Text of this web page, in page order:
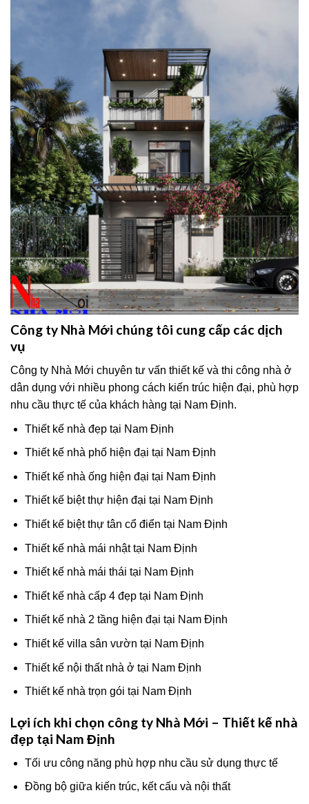
Công ty Nhà Mới chúng tôi cung cấp các dịch
vụ
Công ty Nhà Mới chuyên tư vấn thiết kế và thi công nhà ở
dân dụng với nhiều phong cách kiến trúc hiện đại, phù hợp
nhu cầu thực tế của khách hàng tại Nam Định.
Thiết kế nhà đẹp tại Nam Định
Thiết kế nhà phố hiện đại tại Nam Định
Thiết kế nhà ống hiện đại tại Nam Định
Thiết kế biệt thự hiện đại tại Nam Định
Thiết kế biệt thự tân cổ điển tại Nam Định
Thiết kế nhà mái nhật tại Nam Định
Thiết kế nhà mái thái tại Nam Định
Thiết kế nhà cấp 4 đẹp tại Nam Định
Thiết kế nhà 2 tầng hiện đại tại Nam Định
Thiết kế villa sân vườn tại Nam Định
Thiết kế nội thất nhà ở tại Nam Định
Thiết kế nhà trọn gói tại Nam Định
Lợi ích khi chọn công ty Nhà Mới – Thiết kế nhà
đẹp tại Nam Định
Tối ưu công năng phù hợp nhu cầu sử dụng thực tế
Đồng bộ giữa kiến trúc, kết cấu và nội thất